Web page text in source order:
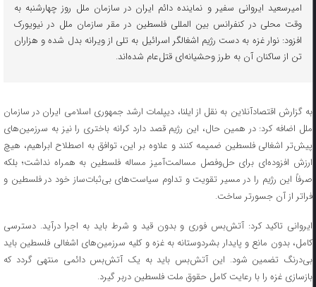
امیرسعید ایروانی سفیر و نماینده دائم ایران در سازمان ملل روز چهارشنبه به
وقت محلی در کنفرانس بین المللی فلسطین در مقر سازمان ملل در نیویورک
افزود: نوار غزه به دست رژیم اشغالگر اسرائیل به تلی از ویرانه بدل شده و هزاران
تن از ساکنان آن به طرز وحشیانه‌ای قتل‌عام شده‌اند.
به گزارش اقتصادآنلاین به نقل از ایلنا، دیپلمات ارشد جمهوری اسلامی ایران در سازمان
ملل اضافه کرد: در همین حال، این رژیم قصد دارد کرانه باختری را نیز به سرزمین‌های
پیش‌تر اشغالی فلسطین ضمیمه کنند و علاوه بر این، توافق به اصطلاح ابراهیم، هیچ
ارزش افزوده‌ای برای حل‌وفصل مسالمت‌آمیز مساله فلسطین به همراه نداشت؛ بلکه
صرفاً این رژیم را در مسیر تقویت و تداوم سیاست‌های بی‌ثبات‌ساز خود در فلسطین و
فراتر از آن جسورتر ساخت.
ایروانی تاکید کرد: آتش‌بس فوری و بدون قید و شرط باید به اجرا درآید. دسترسی
کامل، بدون مانع و پایدار بشردوستانه به غزه و کلیه سرزمین‌های اشغالی فلسطین باید
بی‌درنگ تضمین شود. این آتش‌بس باید به یک آتش‌بس دائمی منتهی گردد که
بازسازی غزه را با رعایت کامل حقوق ملت فلسطین دربر گیرد.